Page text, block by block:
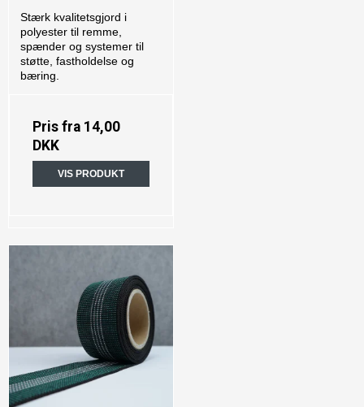
Stærk kvalitetsgjord i
polyester til remme,
spænder og systemer til
støtte, fastholdelse og
bæring.
Pris fra 14,00
DKK
VIS PRODUKT